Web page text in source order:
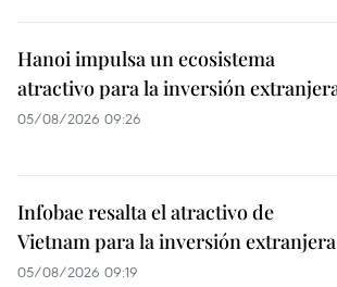
Hanoi impulsa un ecosistema
atractivo para la inversión
05/08/2026 09:26
Infobae resalta el atractivo de
Vietnam para la inversión extranjera
05/08/2026 09:19